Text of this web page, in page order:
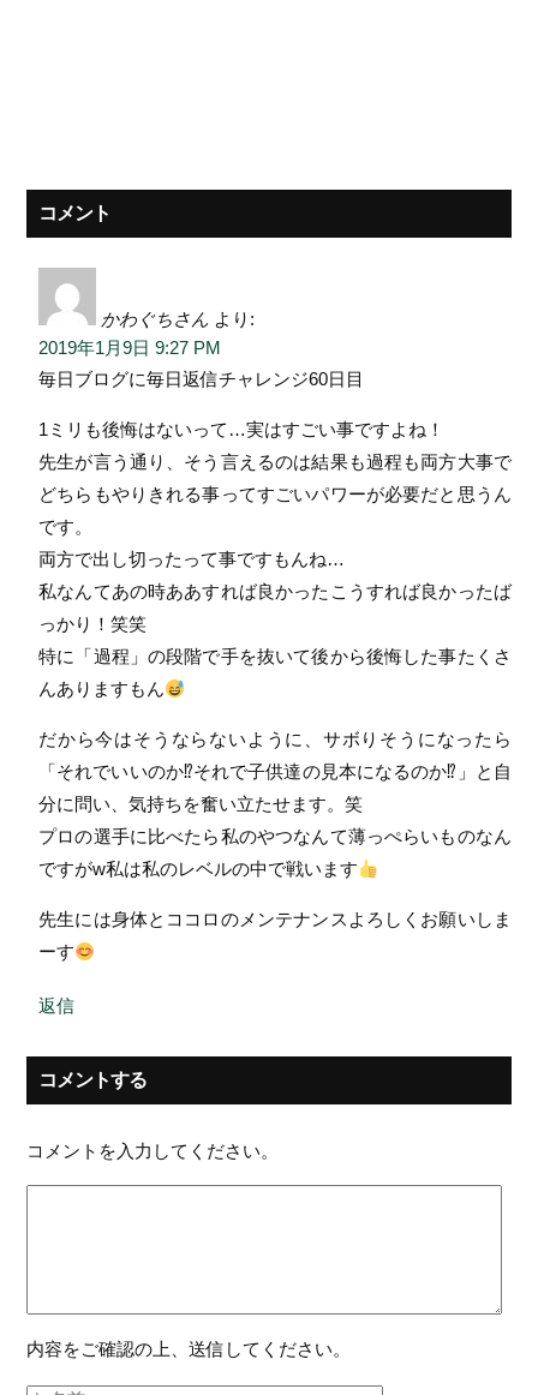
コメント
かわぐちさん より:
2019年1月9日 9:27 PM
毎日ブログに毎日返信チャレンジ60日目
1ミリも後悔はないって…実はすごい事ですよね！
先生が言う通り、そう言えるのは結果も過程も両方大事で
どちらもやりきれる事ってすごいパワーが必要だと思うん
です。
両方で出し切ったって事ですもんね…
私なんてあの時ああすれば良かったこうすれば良かったば
っかり！笑笑
特に「過程」の段階で手を抜いて後から後悔した事たくさ
んありますもん
だから今はそうならないように、サボりそうになったら
「それでいいのか⁉︎それで子供達の見本になるのか⁉︎」と自
分に問い、気持ちを奮い立たせます。笑
プロの選手に比べたら私のやつなんて薄っぺらいものなん
ですがw私は私のレベルの中で戦います
先生には身体とココロのメンテナンスよろしくお願いしま
ーす
返信
コメントする
コメントを入力してください。
内容をご確認の上、送信してください。